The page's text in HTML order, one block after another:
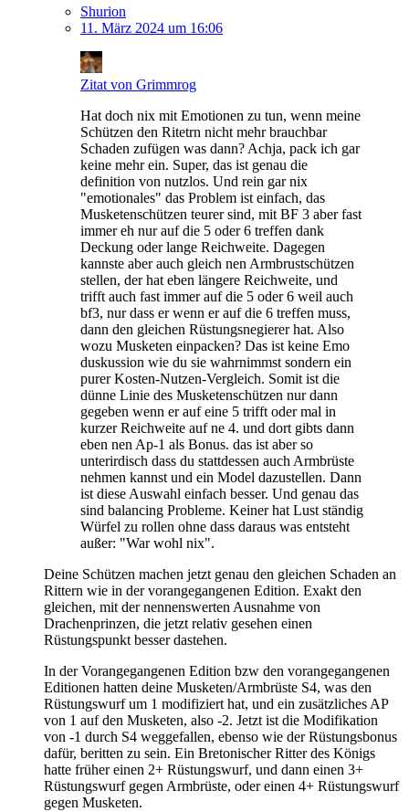
Shurion
11. März 2024 um 16:06
Zitat von Grimmrog
Hat doch nix mit Emotionen zu tun, wenn meine
Schützen den Ritetrn nicht mehr brauchbar
Schaden zufügen was dann? Achja, pack ich gar
keine mehr ein. Super, das ist genau die
definition von nutzlos. Und rein gar nix
"emotionales" das Problem ist einfach, das
Musketenschützen teurer sind, mit BF 3 aber fast
immer eh nur auf die 5 oder 6 treffen dank
Deckung oder lange Reichweite. Dagegen
kannste aber auch gleich nen Armbrustschützen
stellen, der hat eben längere Reichweite, und
trifft auch fast immer auf die 5 oder 6 weil auch
bf3, nur dass er wenn er auf die 6 treffen muss,
dann den gleichen Rüstungsnegierer hat. Also
wozu Musketen einpacken? Das ist keine Emo
duskussion wie du sie wahrnimmst sondern ein
purer Kosten-Nutzen-Vergleich. Somit ist die
dünne Linie des Musketenschützen nur dann
gegeben wenn er auf eine 5 trifft oder mal in
kurzer Reichweite auf ne 4. und dort gibts dann
eben nen Ap-1 als Bonus. das ist aber so
unterirdisch dass du stattdessen auch Armbrüste
nehmen kannst und ein Model dazustellen. Dann
ist diese Auswahl einfach besser. Und genau das
sind balancing Probleme. Keiner hat Lust ständig
Würfel zu rollen ohne dass daraus was entsteht
außer: "War wohl nix".
Deine Schützen machen jetzt genau den gleichen Schaden an
Rittern wie in der vorangegangenen Edition. Exakt den
gleichen, mit der nennenswerten Ausnahme von
Drachenprinzen, die jetzt relativ gesehen einen
Rüstungspunkt besser dastehen.
In der Vorangegangenen Edition bzw den vorangegangenen
Editionen hatten deine Musketen/Armbrüste S4, was den
Rüstungswurf um 1 modifiziert hat, und ein zusätzliches AP
von 1 auf den Musketen, also -2. Jetzt ist die Modifikation
von -1 durch S4 weggefallen, ebenso wie der Rüstungsbonus
dafür, beritten zu sein. Ein Bretonischer Ritter des Königs
hatte früher einen 2+ Rüstungswurf, und dann einen 3+
Rüstungswurf gegen Armbrüste, oder einen 4+ Rüstungswurf
gegen Musketen.